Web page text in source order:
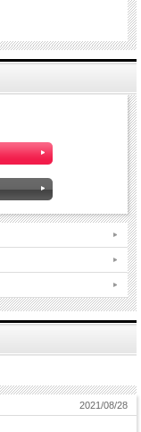
2021/08/28